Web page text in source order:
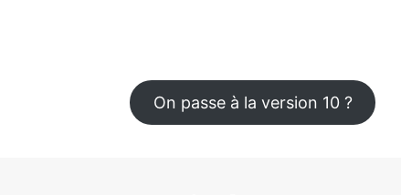
On passe à la version 10 ?